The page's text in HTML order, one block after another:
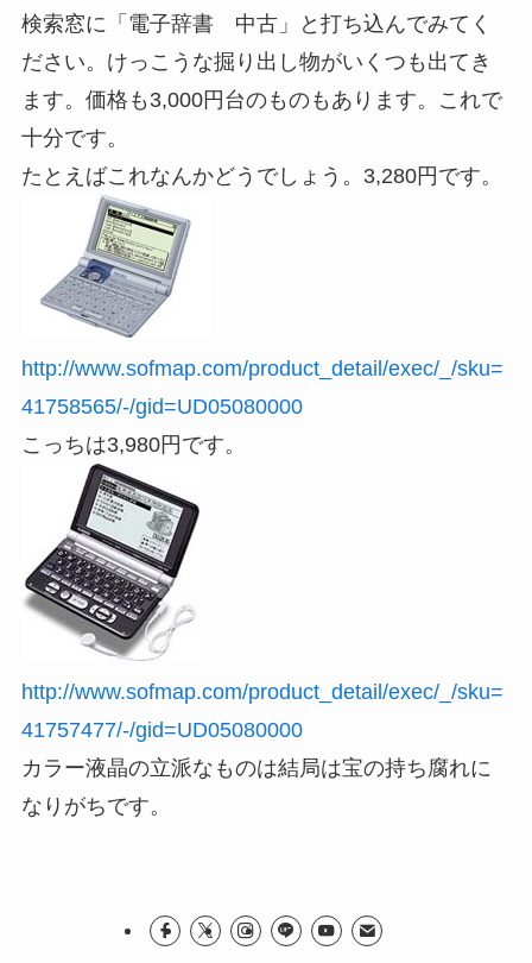
検索窓に「電子辞書 中古」と打ち込んでみてく
ださい。けっこうな掘り出し物がいくつも出てき
ます。価格も3,000円台のものもあります。これで
十分です。
たとえばこれなんかどうでしょう。3,280円です。
http://www.sofmap.com/product_detail/exec/_/sku=
41758565/-/gid=UD05080000
こっちは3,980円です。
http://www.sofmap.com/product_detail/exec/_/sku=
41757477/-/gid=UD05080000
カラー液晶の立派なものは結局は宝の持ち腐れに
なりがちです。